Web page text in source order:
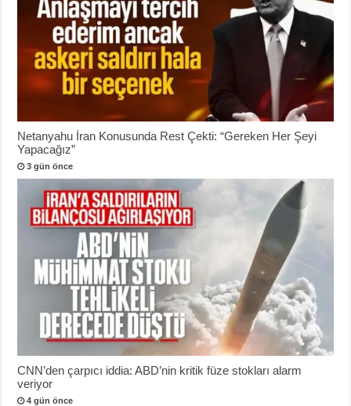
Netanyahu İran Konusunda Rest Çekti: “Gereken Her Şeyi
Yapacağız”
3 gün önce
CNN’den çarpıcı iddia: ABD’nin kritik füze stokları alarm
veriyor
4 gün önce